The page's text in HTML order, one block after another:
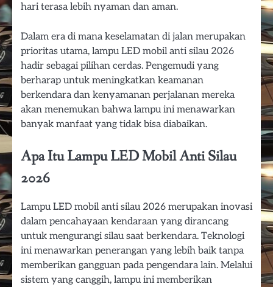
hari terasa lebih nyaman dan aman.
Dalam era di mana keselamatan di jalan merupakan
prioritas utama, lampu LED mobil anti silau 2026
hadir sebagai pilihan cerdas. Pengemudi yang
berharap untuk meningkatkan keamanan
berkendara dan kenyamanan perjalanan mereka
akan menemukan bahwa lampu ini menawarkan
banyak manfaat yang tidak bisa diabaikan.
Apa Itu Lampu LED Mobil Anti Silau
2026
Lampu LED mobil anti silau 2026 merupakan inovasi
dalam pencahayaan kendaraan yang dirancang
untuk mengurangi silau saat berkendara. Teknologi
ini menawarkan penerangan yang lebih baik tanpa
memberikan gangguan pada pengendara lain. Melalui
sistem yang canggih, lampu ini memberikan